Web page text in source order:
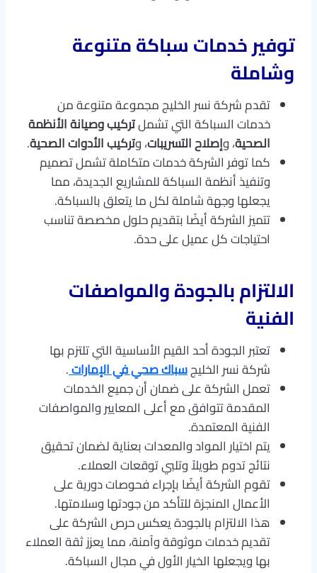
توفير خدمات سباكة متنوعة
وشاملة
تقدم شركة نسر الخليج مجموعة متنوعة من
خدمات السباكة التي تشملتركيب وصيانة الأنظمة
الصحية، وإصلاح التسريبات، وتركيب الأدوات الصحية.
كما توفر الشركة خدمات متكاملة تشمل تصميم
وتنفيذ أنظمة السباكة للمشاريع الجديدة، مما
يجعلها وجهة شاملة لكل ما يتعلق بالسباكة.
تتميز الشركة أيضًا بتقديم حلول مخصصة تناسب
احتياجات كل عميل على حدة.
الالتزام بالجودة والمواصفات
الفنية
تعتبر الجودة أحد القيم الأساسية التي تلتزم بها
شركة نسر الخليجسباك صحي في الإمارات.
تعمل الشركة على ضمان أن جميع الخدمات
المقدمة تتوافق مع أعلى المعايير والمواصفات
الفنية المعتمدة.
يتم اختيار المواد والمعدات بعناية لضمان تحقيق
نتائج تدوم طويلاً وتلبي توقعات العملاء.
تقوم الشركة أيضًا بإجراء فحوصات دورية على
الأعمال المنجزة للتأكد من جودتها وسلامتها.
هذا الالتزام بالجودة يعكس حرص الشركة على
تقديم خدمات موثوقة وآمنة، مما يعزز ثقة العملاء
بها ويجعلها الخيار الأول في مجال السباكة.